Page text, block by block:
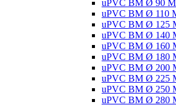
uPVC BM Ø 90
uPVC BM Ø 110
uPVC BM Ø 125
uPVC BM Ø 140
uPVC BM Ø 160
uPVC BM Ø 180
uPVC BM Ø 200
uPVC BM Ø 225
uPVC BM Ø 250
uPVC BM Ø 280